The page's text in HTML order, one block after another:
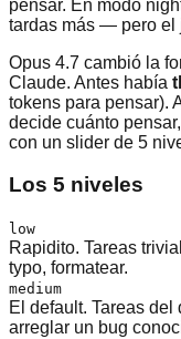
pensar. En modo
tardas más — pero el
Opus 4.7 cambió la
Claude. Antes había
tokens para pensar).
decide cuánto
con un slider de 5
Los 5 niveles
low
Rapidito. Tareas
typo, formatear.
medium
El default. Tareas
arreglar un bug